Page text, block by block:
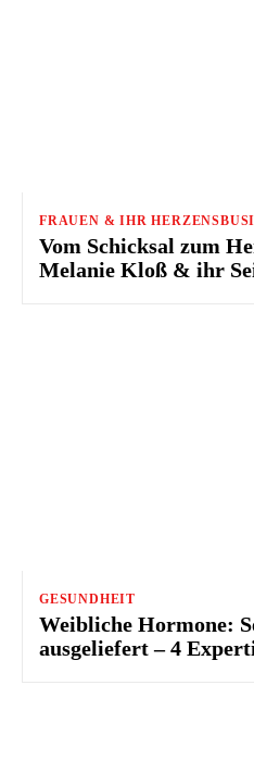
FRAUEN & IHR
Vom Schicksal zum
Melanie Kloß & ihr
GESUNDHEIT
Weibliche Hormone:
ausgeliefert – 4